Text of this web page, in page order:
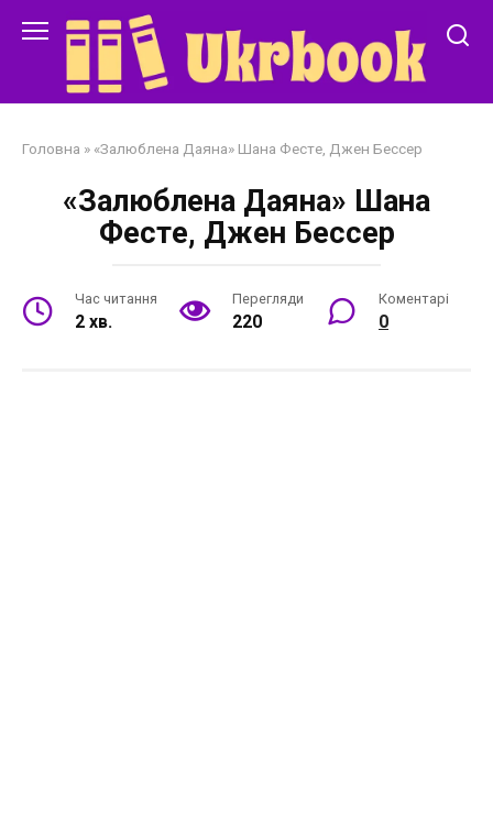
Головна » «Залюблена Даяна» Шана Фестe, Джен Бессер
«Залюблена Даяна» Шана
Фестe, Джен Бессер
Час читання
2 хв.
Перегляди
220
Коментарі
0